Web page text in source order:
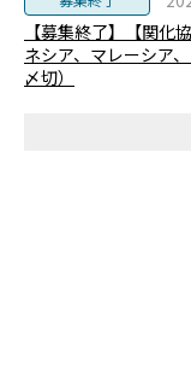
【募集終了】【関化
ネシア、マレーシア
〆切）